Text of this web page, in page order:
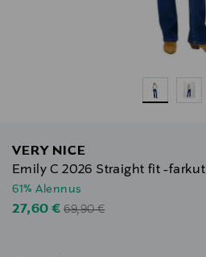
VERY NICE
Emily C 2026 Straight fit -farkut
61% Alennus
Discounted Price
27,60 €Original Price
69,90 €